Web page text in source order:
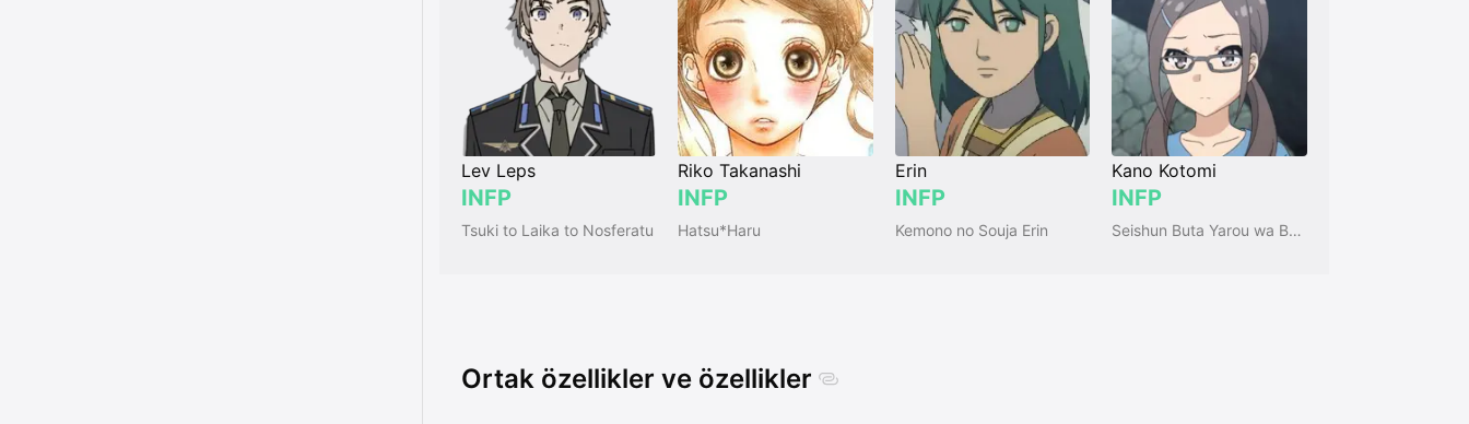
Lev Leps
INFP
Tsuki to Laika to Nosferatu
Riko Takanashi
INFP
Hatsu*Haru
Erin
INFP
Kemono no Souja Erin
Kano Kotomi
INFP
Seishun Buta Yarou wa Bunny Girl Senpai no Yume wo Minai (Aobuta)
Ortak özellikler ve özellikler